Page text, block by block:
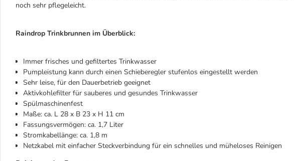
noch sehr pflegeleicht.
Raindrop Trinkbrunnen im Überblick:
Immer frisches und gefiltertes Trinkwasser
Pumpleistung kann durch einen Schieberegler stufenlos eingestellt werden
Sehr leise, für den Dauerbetrieb geeignet
Aktivkohlefilter für sauberes und gesundes Trinkwasser
Spülmaschinenfest
Maße: ca. L 28 x B 23 x H 11 cm
Fassungsvermögen: ca. 1,7 Liter
Stromkabellänge: ca. 1,8 m
Netzkabel mit einfacher Steckverbindung für ein schnelles und müheloses Reinigen